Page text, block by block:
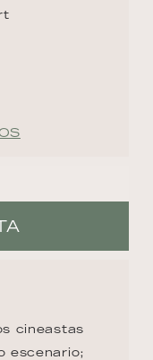
cineastas
escenario;